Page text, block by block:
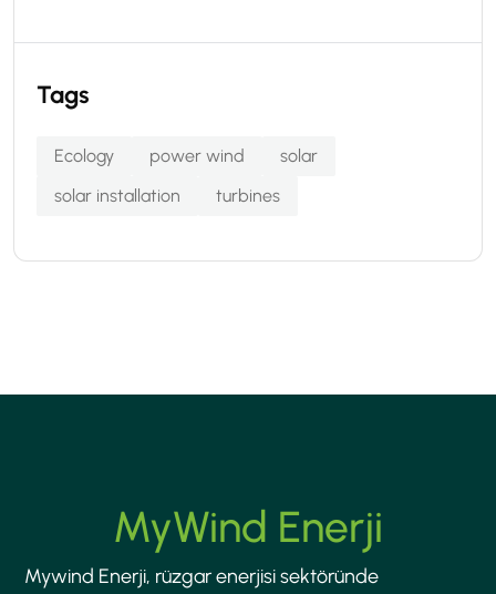
Tags
Ecology power wind
solar
solar installation
turbines
MyWind Enerji
Mywind Enerji, rüzgar enerjisi sektöründe